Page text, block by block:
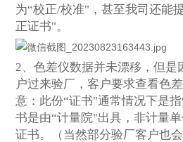
为“校正/校准"，甚至我司还能
正证书"。
2、色差仪数据并未漂移，但是
户过来验厂，客户要求查看色
意：此份“证书"通常情况下是
书是由“计量院"出具，非计量
证书。（当然部分验厂客户也